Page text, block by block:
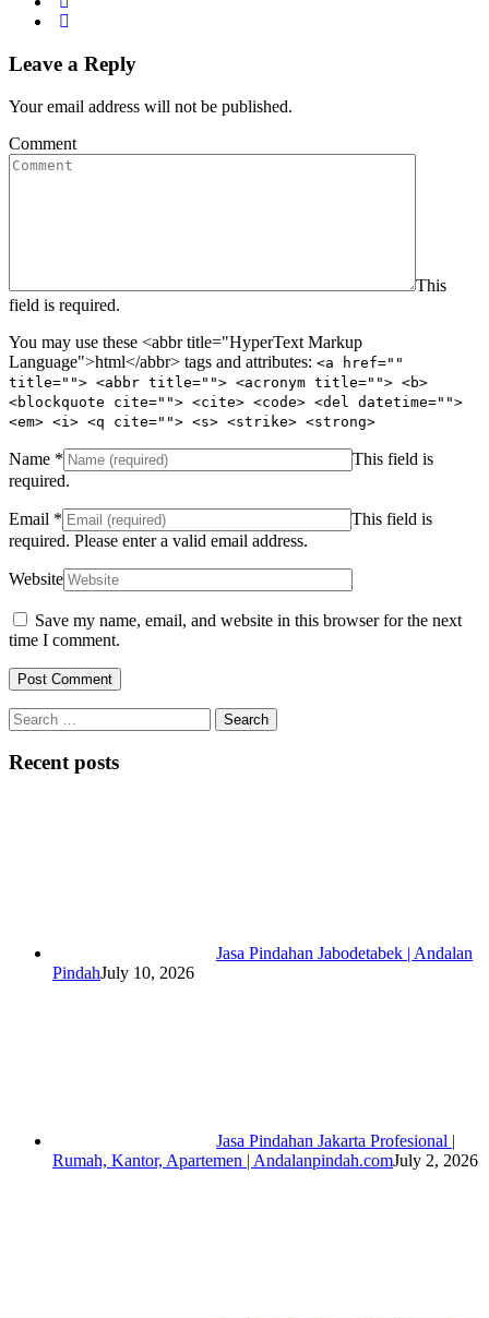
Leave a Reply
Your email address will not be published.
Comment
This
field is required.
You may use these <abbr title="HyperText Markup
Language">html</abbr> tags and attributes: <a href=""
title=""> <abbr title=""> <acronym title=""> <b>
<blockquote cite=""> <cite> <code> <del datetime="">
<em> <i> <q cite=""> <s> <strike> <strong>
Name *
This field is
required.
Email *
This field is
required. Please enter a valid email address.
Website
Save my name, email, and website in this browser for the next
time I comment.
Search
for:
Recent posts
Jasa Pindahan Jabodetabek | Andalan
PindahJuly 10, 2026
Jasa Pindahan Jakarta Profesional |
Rumah, Kantor, Apartemen | Andalanpindah.comJuly 2, 2026